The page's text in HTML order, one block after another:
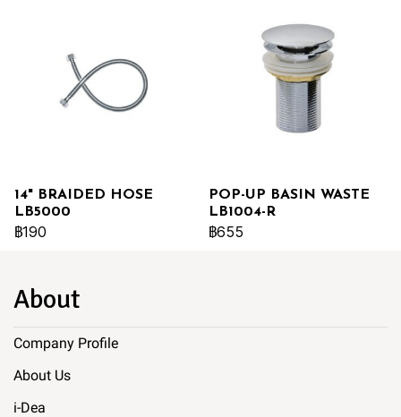
14" BRAIDED HOSE
LB5000
฿190
POP-UP BASIN WASTE
LB1004-R
฿655
About
Company Profile
About Us
i-Dea